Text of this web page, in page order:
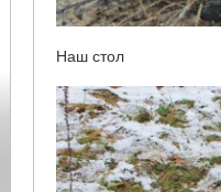
Наш стол